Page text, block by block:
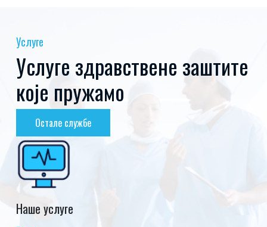
Услуге
Услуге здравствене заштите
које пружамо
Остале службе
Наше услуге